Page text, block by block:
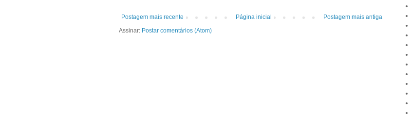
Postagem mais recente Postagem mais antiga
Página inicial
Assinar: Postar comentários (Atom)